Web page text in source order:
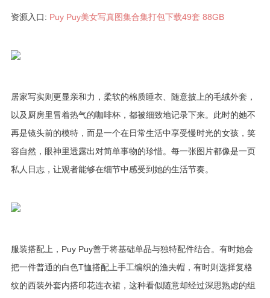
资源入口: Puy Puy美女写真图集合集打包下载49套 88GB
居家写实则更显亲和力，柔软的棉质睡衣、随意披上的毛绒外套，
以及厨房里冒着热气的咖啡杯，都被细致地记录下来。此时的她不
再是镜头前的模特，而是一个在日常生活中享受慢时光的女孩，笑
容自然，眼神里透露出对简单事物的珍惜。每一张图片都像是一页
私人日志，让观者能够在细节中感受到她的生活节奏。
服装搭配上，Puy Puy善于将基础单品与独特配件结合。有时她会
把一件普通的白色T恤搭配上手工编织的渔夫帽，有时则选择复格
纹的西装外套内搭印花连衣裙，这种看似随意却经过深思熟虑的组